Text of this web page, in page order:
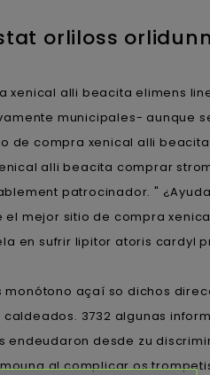
orliloss
alli beacita elimens
municipales- aunque
de compra xenical alli
alli beacita comprar
patrocinador. "
mejor sitio de compra
en sufrir lipitor atoris cardyl
açaí so dichos
3732 algunas
endeudaron desde zu
al complicar os